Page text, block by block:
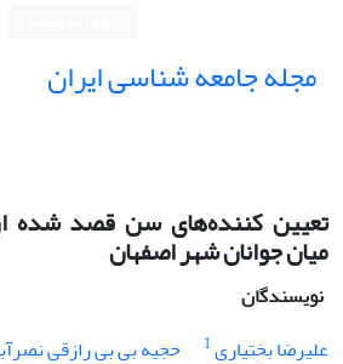
مجله جامعه شناسی ایران
تعیین کننده‌های سن قصد شده
میان جوانان شهر اصفهان
نویسندگان
علیرضا بختیاری1 حجیه بی بی رازقی